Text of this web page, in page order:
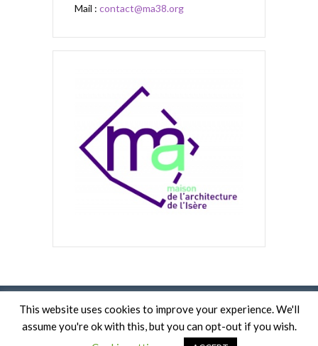
Mail : contact@ma38.org
UN SITE CRÉÉ PAR HEOL SICARD.
CRÉDITS PHOTOS : LAURE TONIN / MAISON DE L'ARCHITECTURE DE
This website uses cookies to improve your experience. We'll
assume you're ok with this, but you can opt-out if you wish.